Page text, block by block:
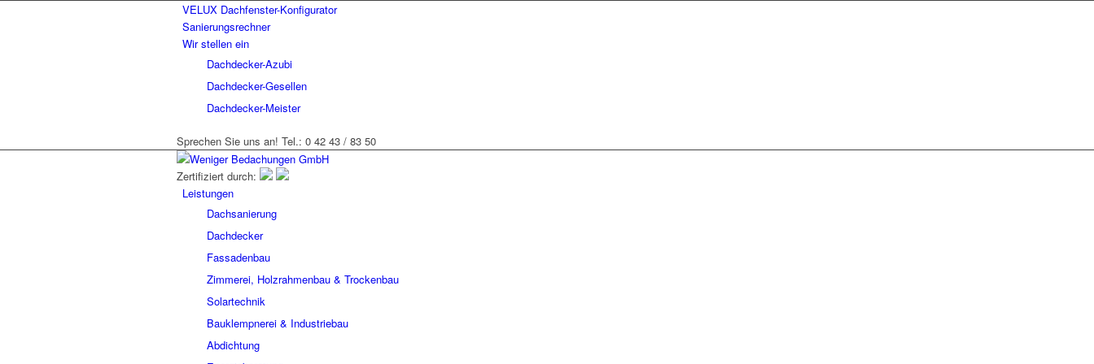
VELUX Dachfenster-Konfigurator
Sanierungsrechner
Wir stellen ein
Dachdecker-Azubi
Dachdecker-Gesellen
Dachdecker-Meister
Sprechen Sie uns an! Tel.: 0 42 43 / 83 50
Zertifiziert durch:
Leistungen
Dachsanierung
Dachdecker
Fassadenbau
Zimmerei, Holzrahmenbau & Trockenbau
Solartechnik
Bauklempnerei & Industriebau
Abdichtung